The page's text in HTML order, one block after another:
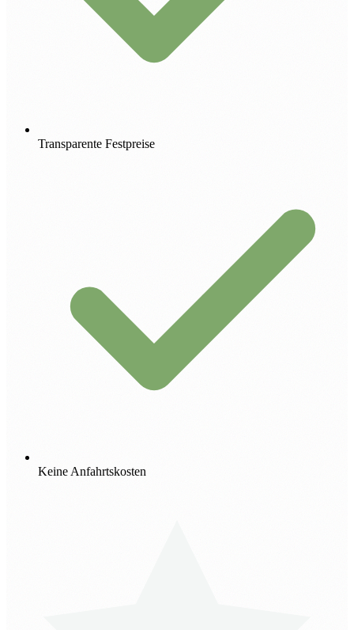
Transparente Festpreise
Keine Anfahrtskosten